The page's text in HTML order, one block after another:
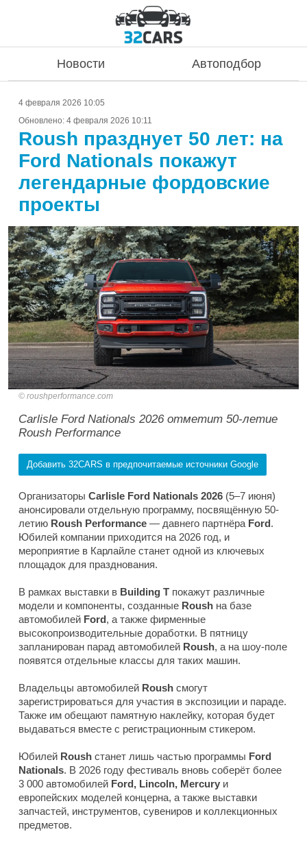
Новости Автоподбор
4 февраля 2026 10:05
Обновлено: 4 февраля 2026 10:11
Roush празднует 50 лет: на
Ford Nationals покажут
легендарные фордовские
проекты
roushperformance.com
Carlisle Ford Nationals 2026 отметит 50-летие
Roush Performance
Добавить 32CARS в предпочитаемые источники Google
Организаторы Carlisle Ford Nationals 2026 (5–7 июня)
анонсировали отдельную программу, посвящённую 50-
летию Roush Performance — давнего партнёра Ford.
Юбилей компании приходится на 2026 год, и
мероприятие в Карлайле станет одной из ключевых
площадок для празднования.
В рамках выставки в Building T покажут различные
модели и компоненты, созданные Roush на базе
автомобилей Ford, а также фирменные
высокопроизводительные доработки. В пятницу
запланирован парад автомобилей Roush, а на шоу-поле
появятся отдельные классы для таких машин.
Владельцы автомобилей Roush смогут
зарегистрироваться для участия в экспозиции и параде.
Также им обещают памятную наклейку, которая будет
выдаваться вместе с регистрационным стикером.
Юбилей Roush станет лишь частью программы Ford
Nationals. В 2026 году фестиваль вновь соберёт более
3 000 автомобилей Ford, Lincoln, Mercury и
европейских моделей концерна, а также выставки
запчастей, инструментов, сувениров и коллекционных
предметов.